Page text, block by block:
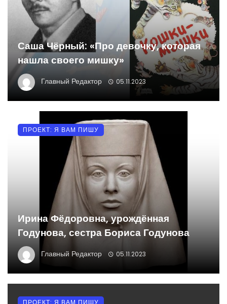
Саша Чёрный: «Про девочку, которая
нашла своего мишку»
Главный Редактор 05.11.2023
Ирина Фёдоровна, урождённая
Годунова, сестра Бориса Годунова
Главный Редактор 05.11.2023
ПРОЕКТ: Я ВАМ ПИШУ
ПРОЕКТ: Я ВАМ ПИШУ